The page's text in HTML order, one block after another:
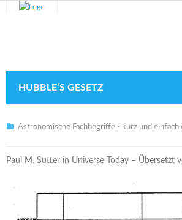
Veranstaltungen
Blog
Galerie
Kontakt
HUBBLE’S GESETZ
Astronomische Fachbegriffe - kurz und einfach
Paul M. Sutter in Universe Today – Übersetzt